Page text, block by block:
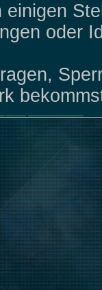
einigen
oder